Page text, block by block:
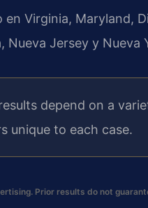
en Virginia, Maryland,
Nueva Jersey y Nueva
depend on a
unique to each case.
Prior results do not